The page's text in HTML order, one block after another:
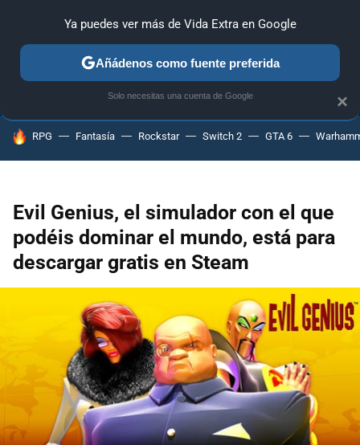
ANÁLISIS GUÍAS Y TRUCOS PC SONY NINTENDO
HOY SE HABLA DE
RPG Fantasía Rockstar Switch 2 GTA 6
Evil Genius, el simulador con el que
podéis dominar el mundo, está para
descargar gratis en Steam
×
Ya puedes ver más de Vida Extra en Google
Añádenos como fuente preferida
Solo necesitas una cuenta de Google